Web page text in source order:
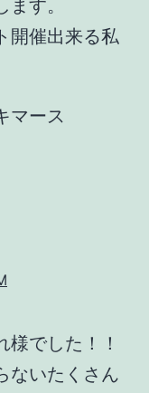
す。
開催出来る私
マース
でした！！
ないたくさん